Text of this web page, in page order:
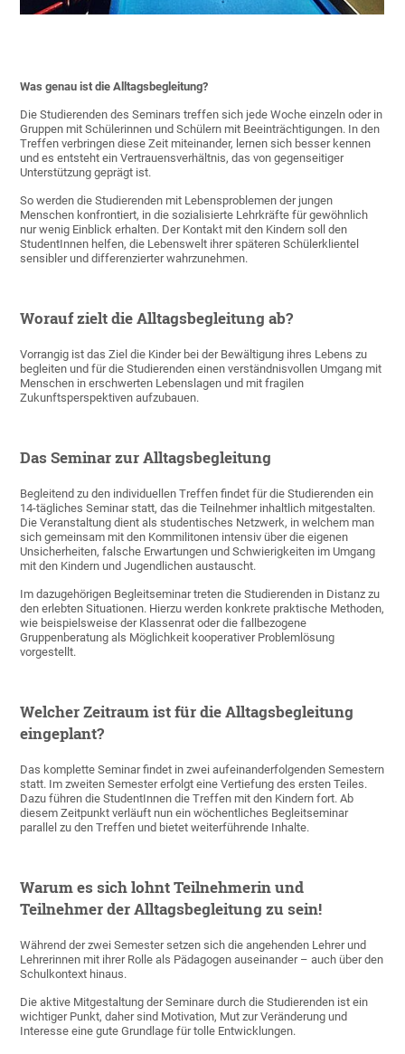
Was genau ist die Alltagsbegleitung?
Die Studierenden des Seminars treffen sich jede Woche einzeln oder in
Gruppen mit Schülerinnen und Schülern mit Beeinträchtigungen. In den
Treffen verbringen diese Zeit miteinander, lernen sich besser kennen
und es entsteht ein Vertrauensverhältnis, das von gegenseitiger
Unterstützung geprägt ist.
So werden die Studierenden mit Lebensproblemen der jungen
Menschen konfrontiert, in die sozialisierte Lehrkräfte für gewöhnlich
nur wenig Einblick erhalten. Der Kontakt mit den Kindern soll den
StudentInnen helfen, die Lebenswelt ihrer späteren Schülerklientel
sensibler und differenzierter wahrzunehmen.
Worauf zielt die Alltagsbegleitung ab?
Vorrangig ist das Ziel die Kinder bei der Bewältigung ihres Lebens zu
begleiten und für die Studierenden einen verständnisvollen Umgang mit
Menschen in erschwerten Lebenslagen und mit fragilen
Zukunftsperspektiven aufzubauen.
Das Seminar zur Alltagsbegleitung
Begleitend zu den individuellen Treffen findet für die Studierenden ein
14-tägliches Seminar statt, das die Teilnehmer inhaltlich mitgestalten.
Die Veranstaltung dient als studentisches Netzwerk, in welchem man
sich gemeinsam mit den Kommilitonen intensiv über die eigenen
Unsicherheiten, falsche Erwartungen und Schwierigkeiten im Umgang
mit den Kindern und Jugendlichen austauscht.
Im dazugehörigen Begleitseminar treten die Studierenden in Distanz zu
den erlebten Situationen. Hierzu werden konkrete praktische Methoden,
wie beispielsweise der Klassenrat oder die fallbezogene
Gruppenberatung als Möglichkeit kooperativer Problemlösung
vorgestellt.
Welcher Zeitraum ist für die Alltagsbegleitung
eingeplant?
Das komplette Seminar findet in zwei aufeinanderfolgenden Semestern
statt. Im zweiten Semester erfolgt eine Vertiefung des ersten Teiles.
Dazu führen die StudentInnen die Treffen mit den Kindern fort. Ab
diesem Zeitpunkt verläuft nun ein wöchentliches Begleitseminar
parallel zu den Treffen und bietet weiterführende Inhalte.
Warum es sich lohnt Teilnehmerin und
Teilnehmer der Alltagsbegleitung zu sein!
Während der zwei Semester setzen sich die angehenden Lehrer und
Lehrerinnen mit ihrer Rolle als Pädagogen auseinander – auch über den
Schulkontext hinaus.
Die aktive Mitgestaltung der Seminare durch die Studierenden ist ein
wichtiger Punkt, daher sind Motivation, Mut zur Veränderung und
Interesse eine gute Grundlage für tolle Entwicklungen.